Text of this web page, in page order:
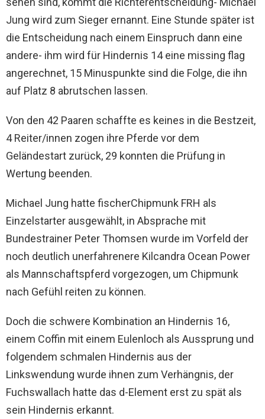
Jung wird zum Sieger ernannt. Eine Stunde später ist
die Entscheidung nach einem Einspruch dann eine
andere- ihm wird für Hindernis 14 eine missing flag
angerechnet, 15 Minuspunkte sind die Folge, die ihn
auf Platz 8 abrutschen lassen.
Von den 42 Paaren schaffte es keines in die Bestzeit,
4 Reiter/innen zogen ihre Pferde vor dem
Geländestart zurück, 29 konnten die Prüfung in
Wertung beenden.
Michael Jung hatte fischerChipmunk FRH als
Einzelstarter ausgewählt, in Absprache mit
Bundestrainer Peter Thomsen wurde im Vorfeld der
noch deutlich unerfahrenere Kilcandra Ocean Power
als Mannschaftspferd vorgezogen, um Chipmunk
nach Gefühl reiten zu können.
Doch die schwere Kombination an Hindernis 16,
einem Coffin mit einem Eulenloch als Aussprung und
folgendem schmalen Hindernis aus der
Linkswendung wurde ihnen zum Verhängnis, der
Fuchswallach hatte das d-Element erst zu spät als
sein Hindernis erkannt.